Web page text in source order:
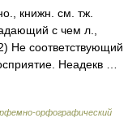
книжн. см. тж.
с чем л.,
Не соответствующий
Неадекв …
орфографический